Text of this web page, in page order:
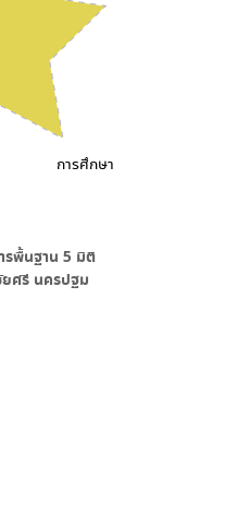
การศึกษา
รพื้นฐาน 5 มิติ
ศรี นครปฐม